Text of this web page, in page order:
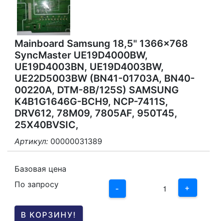
Mainboard Samsung 18,5" 1366x768
SyncMaster UE19D4000BW,
UE19D4003BN, UE19D4003BW,
UE22D5003BW (BN41-01703A, BN40-
00220A, DTM-8B/125S) SAMSUNG
K4B1G1646G-BCH9, NCP-7411S,
DRV612, 78M09, 7805AF, 950T45,
25X40BVSIC,
Артикул: 00000031389
Базовая цена
По запросу
-
3
1
+
В КОРЗИНУ!